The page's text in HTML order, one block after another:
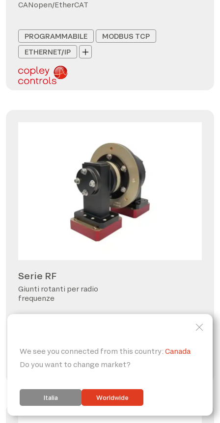
CANopen/EtherCAT
PROGRAMMABILE
MODBUS TCP
ETHERNET/IP
Serie RF
Giunti rotanti per radio
frequenze